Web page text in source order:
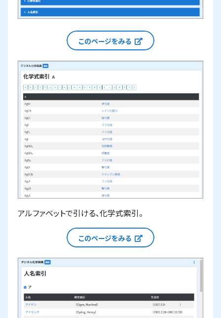
このページをみる 新しいウィンドウで
アルファベットで引ける、化学式索引。
このページをみる 新しいウィンドウで